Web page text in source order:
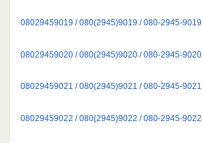
08029459019 / 080(2945)9019 / 080-2945-9019
08029459020 / 080(2945)9020 / 080-2945-9020
08029459021 / 080(2945)9021 / 080-2945-9021
08029459022 / 080(2945)9022 / 080-2945-9022